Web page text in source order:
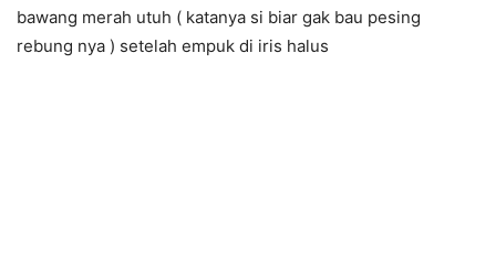
bawang merah utuh ( katanya si biar gak bau pesing
rebung nya ) setelah empuk di iris halus